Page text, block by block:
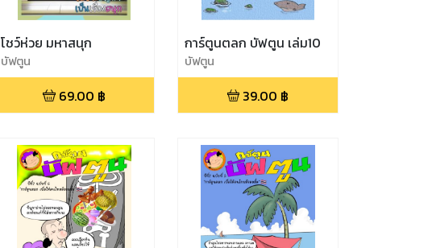
โชว์ห่วย มหาสนุก
บัฟตูน
69.00 ฿
การ์ตูนตลก บัฟตูน เล่ม10
บัฟตูน
39.00 ฿